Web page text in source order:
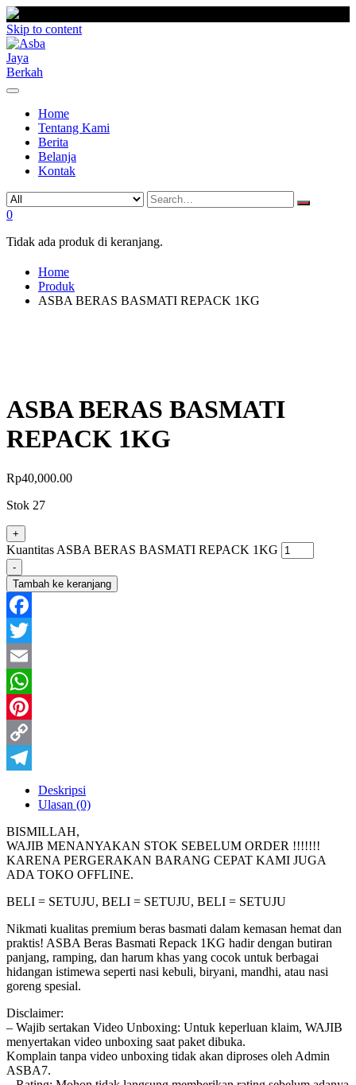
Skip to content
Home
Tentang Kami
Berita
Belanja
Kontak
0
Tidak ada produk di keranjang.
Home
Produk
ASBA BERAS BASMATI REPACK 1KG
ASBA BERAS BASMATI
REPACK 1KG
Rp40,000.00
Stok 27
+
Kuantitas ASBA BERAS BASMATI REPACK 1KG
-
Tambah ke keranjang
Facebook
Twitter
Email
WhatsApp
Pinterest
Copy
Telegram
Deskripsi
Ulasan (0)
BISMILLAH,
WAJIB MENANYAKAN STOK SEBELUM ORDER !!!!!!!
KARENA PERGERAKAN BARANG CEPAT KAMI JUGA
ADA TOKO OFFLINE.
BELI = SETUJU, BELI = SETUJU, BELI = SETUJU
Nikmati kualitas premium beras basmati dalam kemasan hemat dan
praktis! ASBA Beras Basmati Repack 1KG hadir dengan butiran
panjang, ramping, dan harum khas yang cocok untuk berbagai
hidangan istimewa seperti nasi kebuli, biryani, mandhi, atau nasi
goreng spesial.
Disclaimer:
– Wajib sertakan Video Unboxing: Untuk keperluan klaim, WAJIB
menyertakan video unboxing saat paket dibuka.
Komplain tanpa video unboxing tidak akan diproses oleh Admin
ASBA7.